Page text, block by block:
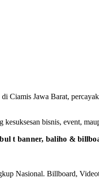
Ciamis Jawa Barat,
bisnis, event,
t banner, baliho &
Nasional. Billboard,